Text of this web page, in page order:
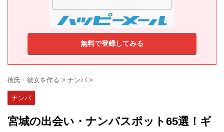
無料で登録してみる
彼氏・彼女を作る > ナンパ >
ナンパ
宮城の出会い・ナンパスポット65選！ギ